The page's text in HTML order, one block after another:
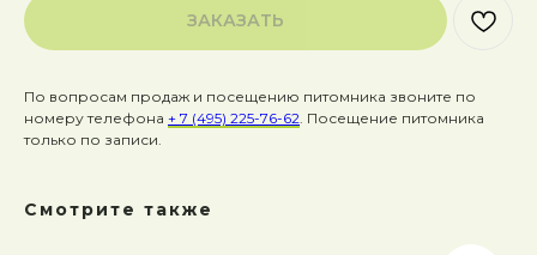
ЗАКАЗАТЬ
По вопросам продаж и посещению питомника звоните по
номеру телефона + 7 (495) 225-76-62. Посещение питомника
только по записи.
Смотрите также